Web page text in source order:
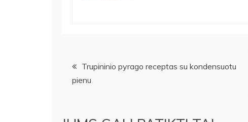
Navigacija
tarp
įrašų
Trupininio pyrago receptas su kondensuotu
pienu